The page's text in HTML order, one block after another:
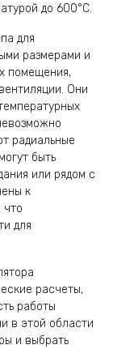
до 600°C.
для
размерами и
помещения,
Они
радиальные
быть
или рядом с
к
что
для
расчеты,
работы
в этой области
и выбрать